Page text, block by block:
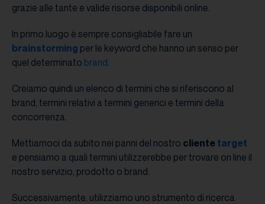
grazie alle tante e valide risorse disponibili online.
In primo luogo è sempre consigliabile fare un
brainstorming per le keyword che hanno un senso per
quel determinato brand.
Creiamo quindi un elenco di termini che si riferiscono al
brand, termini relativi a termini generici e termini della
concorrenza.
Mettiamoci da subito nei panni del nostro cliente target
e pensiamo a quali termini utilizzerebbe per trovare on line il
nostro servizio, prodotto o brand.
Successivamente, utilizziamo uno strumento di ricerca